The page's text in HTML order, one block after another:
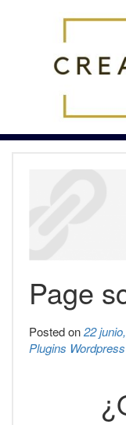
Page
Posted on22
Plugins Wordpress